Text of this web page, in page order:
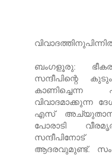
ബംഗളൂരു:
സന്ദീപിന്റെ
കാണിച്ചെന്ന
വിവാദമാക്കുന്ന
എസ്
പോരാടി
ആദരവുമുണ്ട്.